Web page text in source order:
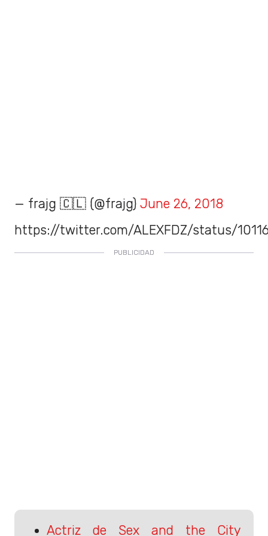
— frajg 🇨🇱 (@frajg) June 26, 2018
https://twitter.com/ALEXFDZ/status/
Actriz de Sex and the City